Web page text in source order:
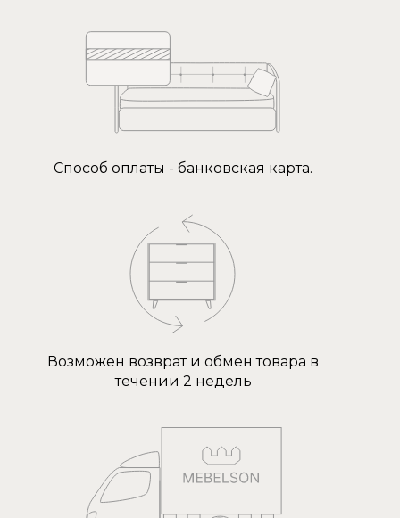
Способ оплаты - банковская карта.
Возможен возврат и обмен товара в
течении 2 недель